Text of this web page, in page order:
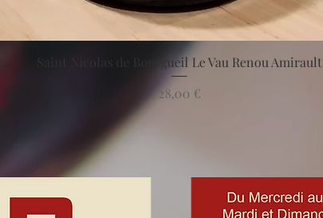
Aperçu rapide
Saint Nicolas de Bourgueil Le Vau Renou Amirault
Prix
28,00 €